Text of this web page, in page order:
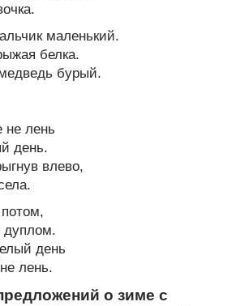
маленький.
белка.
бурый.
не лень
день.
влево,
дуплом.
день
лень.
о зиме с